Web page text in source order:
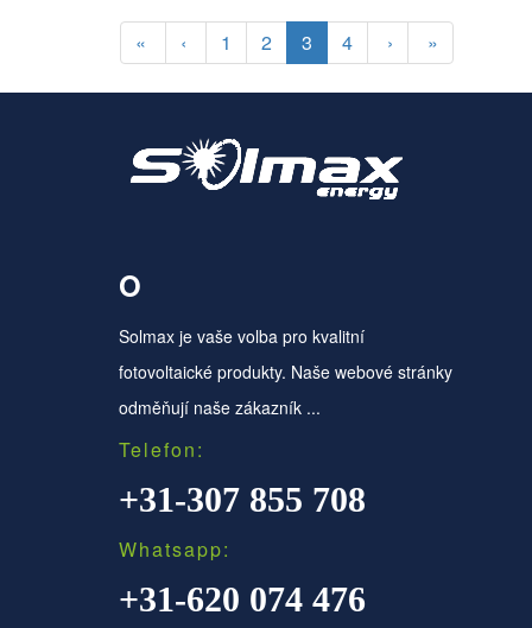
« ‹ 1 2 3 4 › »
O
Solmax je vaše volba pro kvalitní
fotovoltaické produkty. Naše webové stránky
odměňují naše zákazník ...
Telefon:
+31-307 855 708
Whatsapp:
+31-620 074 476